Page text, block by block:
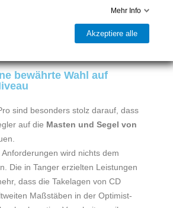
vertreten hat. Die
solchen Wettbewerb ist bereits
Erfolg und eine Erfahrung, die
bewährte Wahl auf
sind besonders stolz darauf, dass
auf die Masten und Segel von
wird nichts dem
Die in Tanger erzielten Leistungen
dass die Takelagen von CD
Maßstäben in der Optimist-
Mehr Info
Akzeptiere alle